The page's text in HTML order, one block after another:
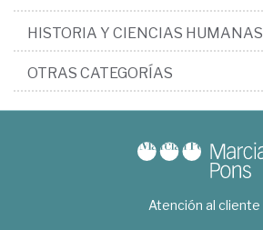
HISTORIA Y CIENCIAS HUMANAS
OTRAS CATEGORÍAS
Atención al cliente